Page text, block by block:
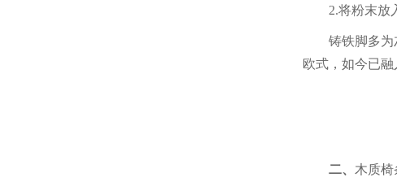
2.将粉末放
铸铁脚多
欧式，如今已
二、 木质椅